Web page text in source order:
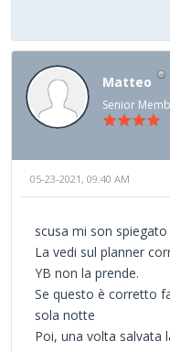
Matteo
Senior
05-23-2021, 09:40 AM
scusa mi son spiegato
La vedi sul planner
YB non la prende.
Se questo è corretto
sola notte
Poi, una volta salvata